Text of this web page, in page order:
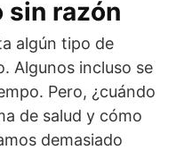
sin razón
algún tipo de
Algunos incluso se
Pero, ¿cuándo
de salud y cómo
demasiado